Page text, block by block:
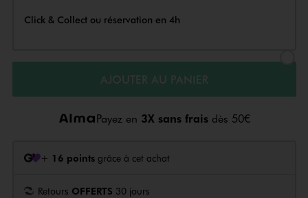
Click & Collect ou réservation en 4h
AJOUTER AU PANIER
Payez en 3X sans frais dès 50€
+ 16 points grâce à cet achat
Retours OFFERTS 30 jours